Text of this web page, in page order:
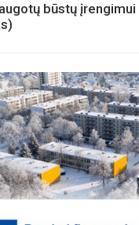
būstų įrengimui